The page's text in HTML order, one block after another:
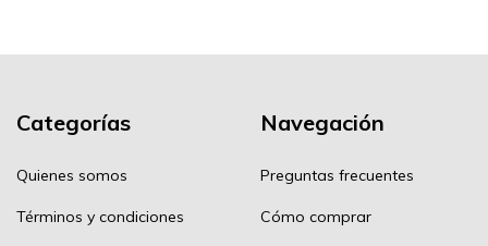
Categorías
Quienes somos
Términos y condiciones
Navegación
Preguntas frecuentes
Cómo comprar